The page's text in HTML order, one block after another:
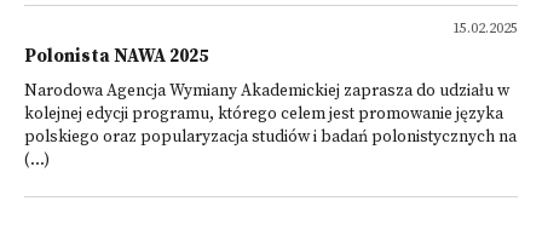
15.02.2025
Polonista NAWA 2025
Narodowa Agencja Wymiany Akademickiej zaprasza do udziału w
kolejnej edycji programu, którego celem jest promowanie języka
polskiego oraz popularyzacja studiów i badań polonistycznych na
(...)